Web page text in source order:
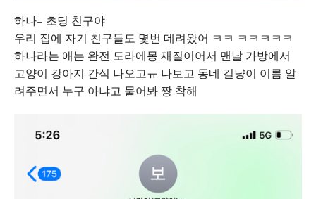
하나= 초딩 친구야
우리 집에 자기 친구들도 몇번 데려왔어 ㅋㅋ ㅋㅋㅋㅋㅋ
하나라는 애는 완전 도라에몽 재질이어서 맨날 가방에서
고양이 강아지 간식 나오고ㅠ 나보고 동네 길냥이 이름 알
려주면서 누구 아냐고 물어봐 짱 착해